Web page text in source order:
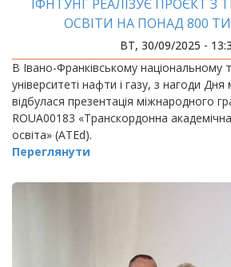
ІФНТУНГ РЕАЛІЗУЄ ПРОЄКТ З
ОСВІТИ НА ПОНАД 800
ВТ, 30/09/2025 -
В Івано-Франківському національному
університеті нафти і газу, з нагоди
відбулася презентація міжнародного
ROUA00183 «Транскордонна
освіта» (ATEd).
Переглянути